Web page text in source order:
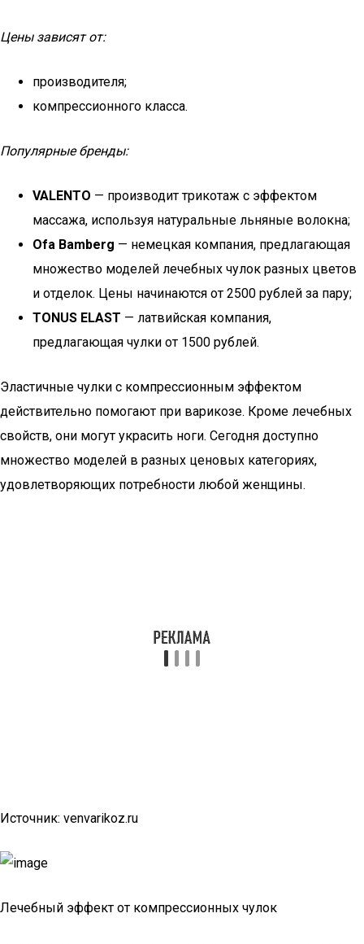
Цены зависят от:
производителя;
компрессионного класса.
Популярные бренды:
VALENTO — производит трикотаж с эффектом
массажа, используя натуральные льняные волокна;
Ofa Bamberg — немецкая компания, предлагающая
множество моделей лечебных чулок разных цветов
и отделок. Цены начинаются от 2500 рублей за пару;
TONUS ELAST — латвийская компания,
предлагающая чулки от 1500 рублей.
Эластичные чулки с компрессионным эффектом
действительно помогают при варикозе. Кроме лечебных
свойств, они могут украсить ноги. Сегодня доступно
множество моделей в разных ценовых категориях,
удовлетворяющих потребности любой женщины.
Источник: venvarikoz.ru
Лечебный эффект от компрессионных чулок